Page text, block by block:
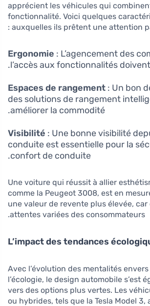
apprécient les véhicules qui
fonctionnalité. Voici quelques
auxquelles ils prêtent une attention
Ergonomie : L’agencement des
l’accès aux fonctionnalités
Espaces de rangement : Un bon
des solutions de rangement
améliorer la commodité.
Visibilité : Une bonne visibilité
conduite est essentielle pour la
confort de conduite.
Une voiture qui réussit à allier
comme la Peugeot 3008, est en
une valeur de revente plus élevée,
attentes variées des consommateurs.
Avec l’évolution des mentalités
l’écologie, le design automobile s’est
vers des options plus vertes. Les
ou hybrides, tels que la Tesla Model